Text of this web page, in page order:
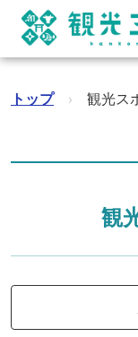
トップ › 観光ス
観